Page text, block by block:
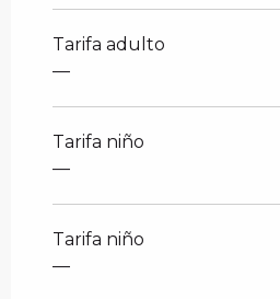
Tarifa adulto
—
Tarifa niño
—
Tarifa niño
—